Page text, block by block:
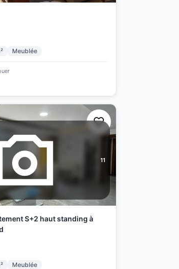
Meublée
11
S+2 haut standing à
Meublée